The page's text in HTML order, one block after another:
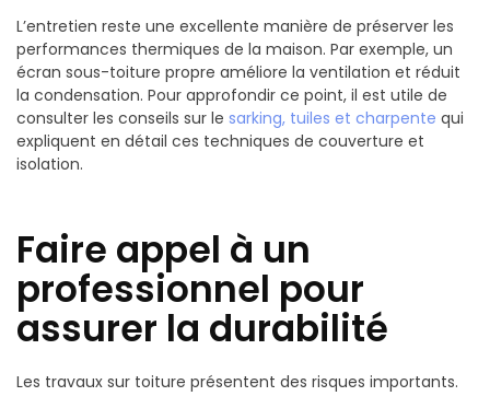
L’entretien reste une excellente manière de préserver les
performances thermiques de la maison. Par exemple, un
écran sous-toiture propre améliore la ventilation et réduit
la condensation. Pour approfondir ce point, il est utile de
consulter les conseils sur le sarking, tuiles et charpente qui
expliquent en détail ces techniques de couverture et
isolation.
Faire appel à un
professionnel pour
assurer la durabilité
Les travaux sur toiture présentent des risques importants.